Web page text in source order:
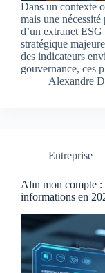
Dans un contexte
mais une
d’un extranet
stratégique
des indicateurs
gouvernance, ces
Alexandre
Entreprise
Alın mon compte
informations en